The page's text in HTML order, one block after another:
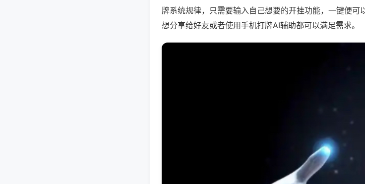
牌系统规律，只需要输入自己想要的开挂功能，一键便
想分享给好友或者使用手机打牌AI辅助都可以满足需求。